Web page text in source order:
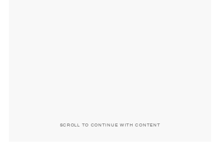
SCROLL TO CONTINUE WITH CONTENT